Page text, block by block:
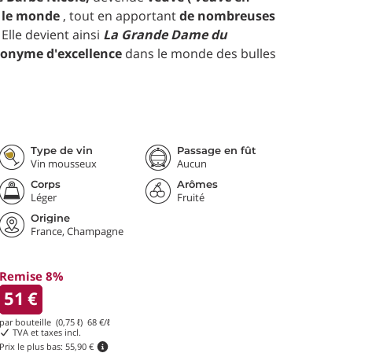
monde , tout en apportantde nombreuses
devient ainsi La Grande Dame du
d'excellence dans le monde des bulles
Type de vin
Vin mousseux
Passage en fût
Aucun
Corps
Léger
Arômes
Fruité
Origine
France, Champagne
Remise 8%
51 €
par bouteille (0,75 ℓ) 68 €/ℓ
TVA et taxes incl.
Prix le plus bas: 55,90 €